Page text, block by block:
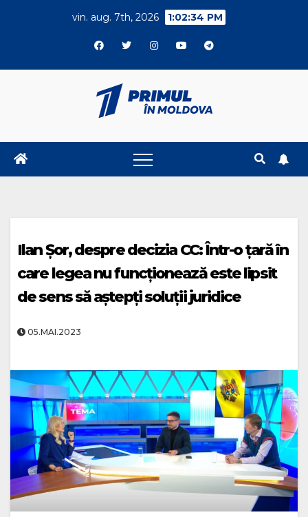
vin. aug. 7th, 2026 1:02:34 PM
Ilan Șor, despre decizia CC: Într-o țară în
care legea nu funcționează este lipsit
de sens să aștepți soluții juridice
05.MAI.2023